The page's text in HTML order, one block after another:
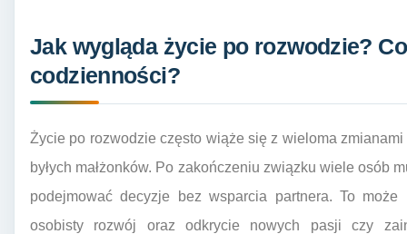
Jak wygląda życie po rozwodzie?
codzienności?
Życie po rozwodzie często wiąże się z wieloma
byłych małżonków. Po zakończeniu związku wiele osób
podejmować decyzje bez wsparcia partnera. To
osobisty rozwój oraz odkrycie nowych pasji czy